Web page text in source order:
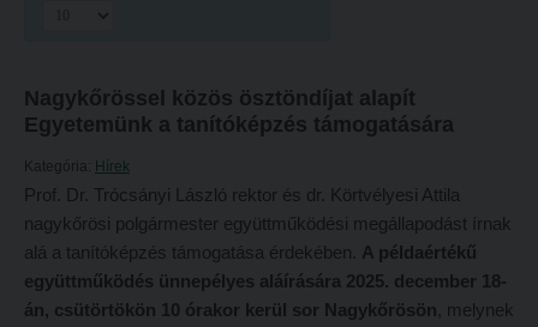
Szabályzatok
Határozatok
Nemzetközi mobilitás
Történeti áttekintés
Hasznos linkek
Hittanoktató- és Kántorképző Intézet
Gyakorlati és Továbbképzési Intézet
Minőségbiztosítás
Oktatóink
Szabályzatok
Nagykőrössel közös ösztöndíjat alapít
Egyetemünk a tanítóképzés támogatására
Kategória: Hírek
Prof. Dr. Trócsányi László rektor és dr. Körtvélyesi Attila
nagykőrösi polgármester együttműködési megállapodást írnak
alá a tanítóképzés támogatása érdekében. A példaértékű
együttműködés ünnepélyes aláírására 2025. december 18-
án, csütörtökön 10 órakor kerül sor Nagykőrösön , melynek